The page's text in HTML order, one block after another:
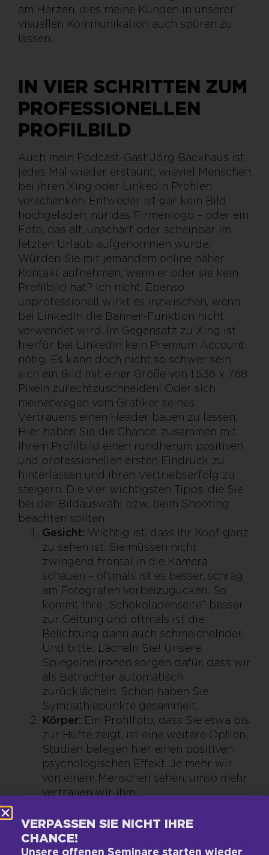
am Herzen, dies meine Kunden in unserer
visuellen Kommunikation auch spüren zu
lassen.
IN VIER SCHRITTEN ZUM
PROFESSIONELLEN
PROFILBILD
Auch mein Podcast-Gast Jörg Backhaus ist
jedes Mal wieder erstaunt, wieviel Menschen
bei ihren Xing oder LinkedIn Profilen
verschenken. Entweder ist gar kein Bild
hochgeladen, nur das Firmenlogo – oder ein
Foto, das alt, unscharf oder scheinbar im
letzten Urlaub aufgenommen wurde.
Würden Sie mit jemandem online näher
Kontakt aufnehmen, wenn er oder sie kein
Profilbild hat? Ich nicht. Ebenso
unprofessionell wirkt es inzwischen, wenn
bei LinkedIn die Banner-Funktion nicht
verwendet wird. Im Gegensatz zu Xing ist
hierfür bei LinkedIn kein Premium Account
nötig. Es kann doch nicht so schwer sein,
sich ein Bild mit einer Größe von 1.536 x 768
Pixeln zurechtzuschneiden! Oder sich
meinetwegen vom Grafiker seines
Vertrauens einen Header bauen zu lassen.
Hier haben Sie die Chance, zusammen mit
Ihrem Profilbild einen rundherum positiven
und professionellen ersten Eindruck zu
hinterlassen und Ihren Vertriebserfolg zu
steigern. Die vier wichtigsten Tipps, die Sie
bei der Bildauswahl bzw. beim Shooting
beachten sollten:
Gesicht: Wichtig ist, dass Ihr Kopf ganz
zu sehen ist. Sie müssen nicht
zwingend frontal in die Kamera
schauen – oftmals ist es besser, schräg
am Fotografen vorbeizugucken. So
kommt Ihre „Schokoladenseite“ besser
zur Geltung und oftmals ist die
Belichtung dann auch schmeichelnder.
Und bitte: Lächeln Sie! Unsere
Spiegelneuronen sorgen dafür, dass wir
als Betrachter automatisch
zurücklächeln. Schon haben Sie
Sympathiepunkte gesammelt.
Körper: Ein Profilfoto, dass Sie etwa bis
zur Hüfte zeigt, ist eine weitere Option.
Studien belegen hier einen positiven
psychologischen Effekt. Je mehr wir
von einem Menschen sehen, umso mehr
vertrauen wir ihm.
stylish, keine Frage. Allerdings sorgen
sie auch für Distanz zum Betrachter.
Nicht umsonst werden solche
VERPASSEN SIE NICHT IHRE
CHANCE!
Unsere offenen Seminare starten wieder